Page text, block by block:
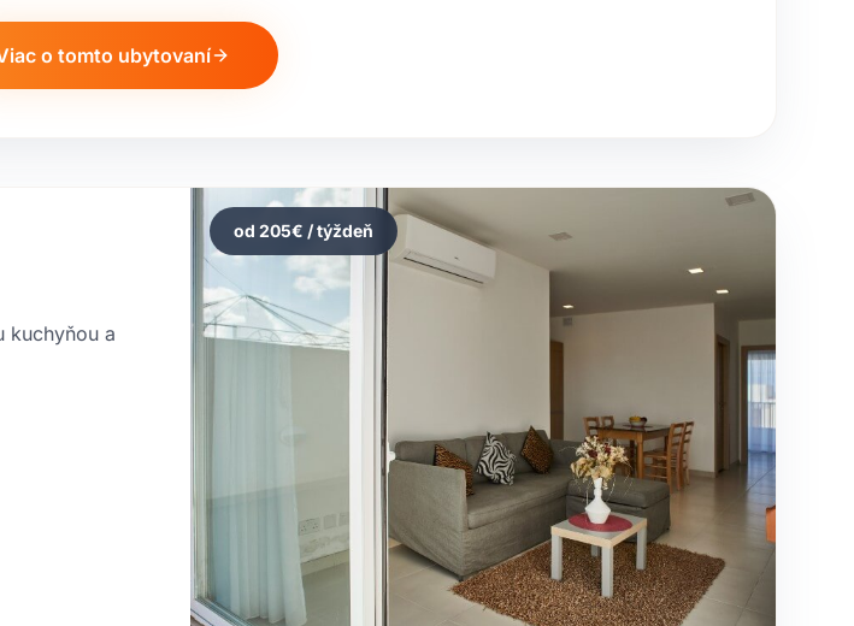
o tomto ubytovaní
od205€ / týždeň
kuchyňou a